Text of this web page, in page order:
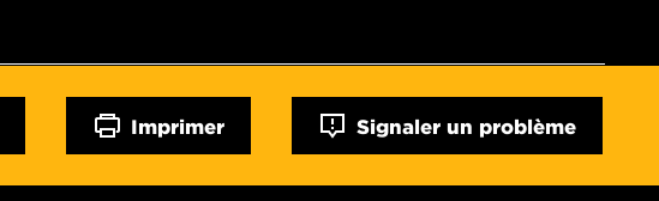
Imprimer Signaler un problème